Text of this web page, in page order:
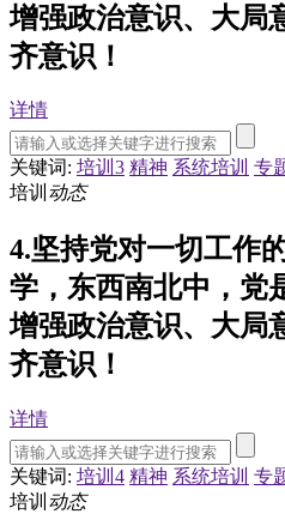
增强政治意识、大局
齐意识！
详情
关键词: 培训3 精神 系统培训 专
培训 动态
4.坚持党对一切工作
学，东西南北中，党
增强政治意识、大局
齐意识！
详情
关键词: 培训4 精神 系统培训 专
培训 动态